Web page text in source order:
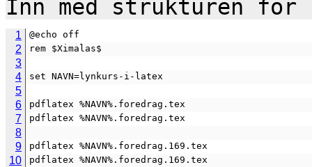
1 @echo off
2 rem $Ximalas$
3
4
set NAVN=lynkurs-i-latex
5
6
pdflatex %NAVN%.foredrag.tex
7 pdflatex %NAVN%.foredrag.tex
8
9
pdflatex %NAVN%.foredrag.169.tex
10 pdflatex %NAVN%.foredrag.169.tex